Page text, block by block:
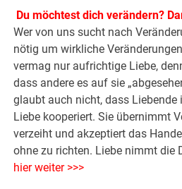
Du möchtest dich verändern?
Wer von uns sucht nach
nötig um wirkliche
vermag nur aufrichtige Liebe,
dass andere es auf sie
glaubt auch nicht, dass Liebende
Liebe kooperiert. Sie übernimmt
verzeiht und akzeptiert das
ohne zu richten. Liebe nimmt die
hier weiter >>>